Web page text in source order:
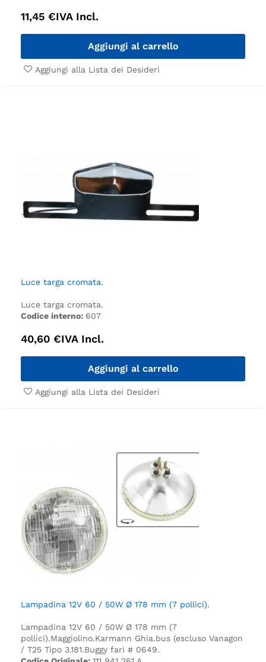
11,45 €IVA Incl.
Aggiungi al carrello
Aggiungi alla Lista dei Desideri
Luce targa cromata.
Luce targa cromata.
Codice interno: 607
40,60 €IVA Incl.
Aggiungi al carrello
Aggiungi alla Lista dei Desideri
Lampadina 12V 60 / 50W Ø 178 mm (7 pollici).
Lampadina 12V 60 / 50W Ø 178 mm (7
pollici).Maggiolino.Karmann Ghia.bus (escluso Vanagon
/ T25 Tipo 3.181.Buggy fari # 0649.